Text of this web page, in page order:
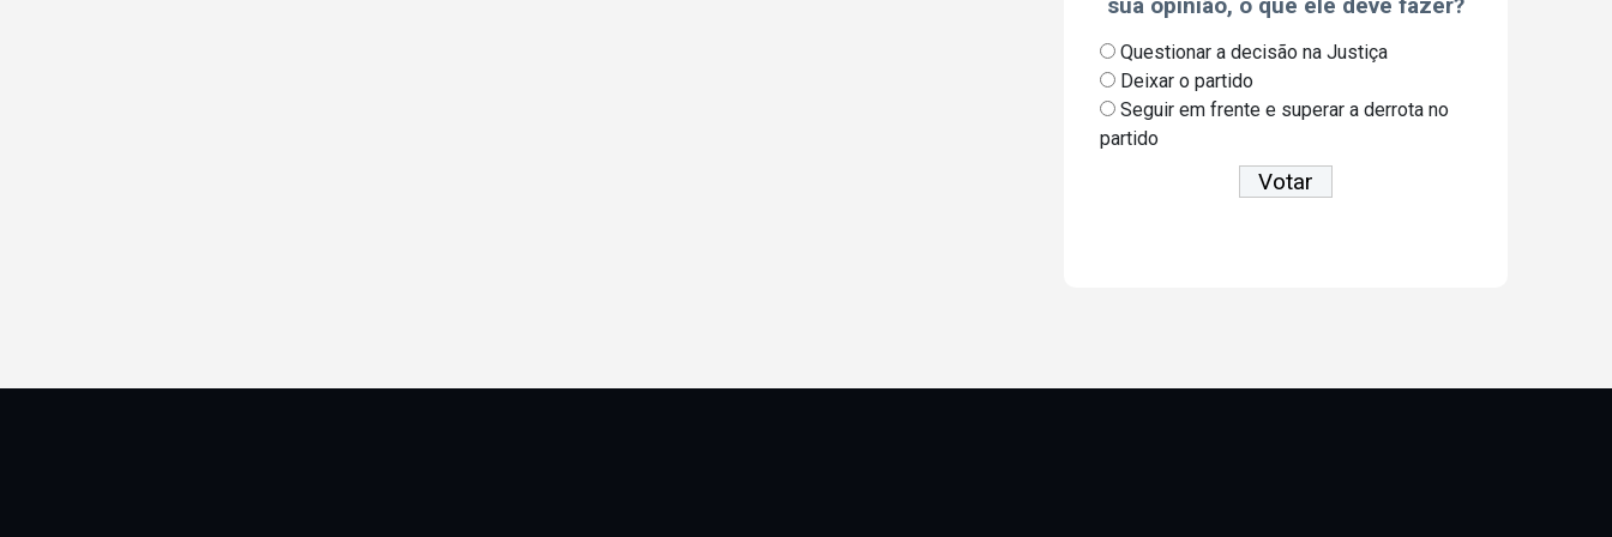
sua opinião, o que ele deve fazer?
Questionar a decisão na Justiça
Deixar o partido
Seguir em frente e superar a derrota no
partido